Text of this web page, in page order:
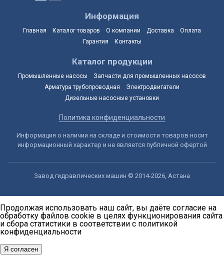
Информация
Главная Каталог товаров О компании Доставка
Оплата
Гарантия
Контакты
Каталог продукции
Промышленные насосы
Запчасти для промышленных насосов
Арматура трубопроводная
Электродвигатели
Дизельные насосные установки
Политика конфиденциальности
Информация о наличии на складе и стоимости товаров носит
информационный характер и не является публичной офертой
Завод гидравлических машин © 2014-2026, Астана
Продолжая использовать наш сайт, вы даёте согласие на
обработку файлов cookie в целях функционирования сайта
и сбора статистики в соответствии с политикой
конфиденциальности
Я согласен